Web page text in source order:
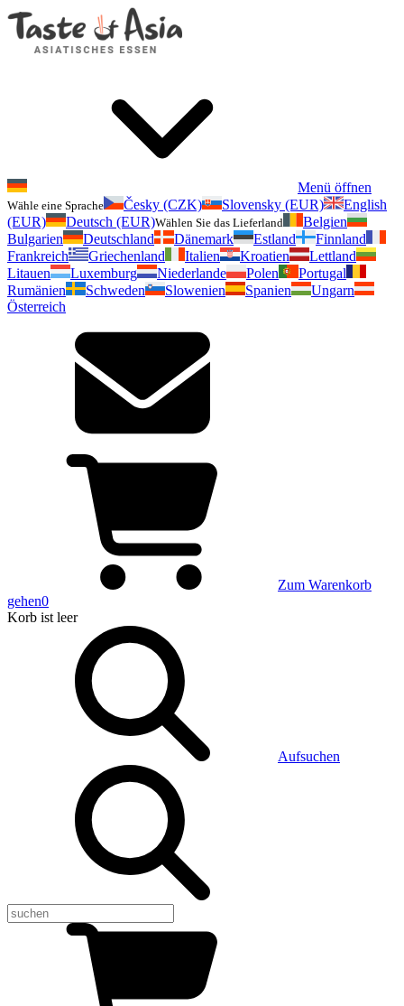
Menü öffnen
Wähle eine Sprache Česky (CZK) Slovensky (EUR)
English
(EUR)
Deutsch (EUR)Wählen Sie das Lieferland
Belgien
Bulgarien
Deutschland Dänemark Estland
Finnland
Frankreich
Griechenland Italien Kroatien
Lettland
Litauen
Luxemburg Niederlande Polen
Portugal
Rumänien
Schweden Slowenien Spanien
Ungarn
Österreich
Zum Warenkorb
gehen0
Korb ist leer
Aufsuchen